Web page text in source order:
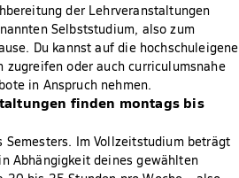
der Lehrveranstaltungen
Selbststudium, also zum
Du kannst auf die hochschuleigene
zugreifen oder auch curriculumsnahe
in Anspruch nehmen.
finden montags bis
Semesters. Im Vollzeitstudium beträgt
Abhängigkeit deines gewählten